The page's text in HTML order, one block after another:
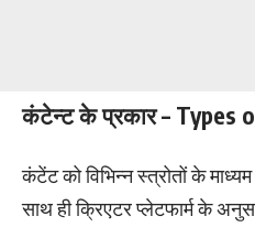
कंटेन्ट के प्रकार – Types
कंटेंट को विभिन्न स्त्रोतों के
साथ ही क्रिएटर प्लेटफार्म के